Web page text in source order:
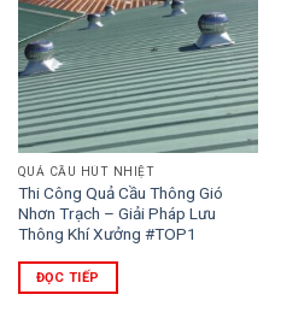
QUẢ CẦU HÚT NHIỆT
Thi Công Quả Cầu Thông Gió
Nhơn Trạch – Giải Pháp Lưu
Thông Khí Xưởng #TOP1
ĐỌC TIẾP